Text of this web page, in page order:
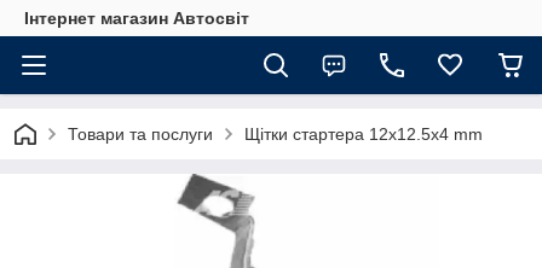
Інтернет магазин Автосвіт
Товари та послуги Щітки стартера 12x12.5x4 mm